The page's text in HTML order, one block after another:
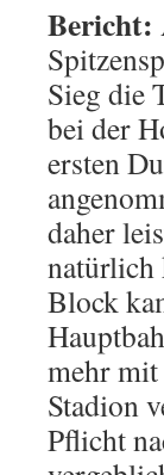
Bericht:
Sieg die
bei der
ersten
daher
natürlich
Block
mehr
Stadion
Pflicht